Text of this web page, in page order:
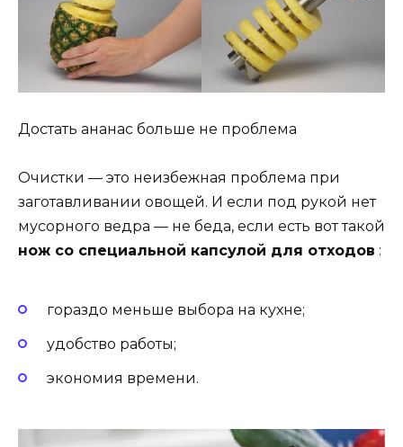
Достать ананас больше не проблема
Очистки — это неизбежная проблема при
заготавливании овощей. И если под рукой нет
мусорного ведра — не беда, если есть вот такой
нож со специальной капсулой для отходов :
гораздо меньше выбора на кухне;
удобство работы;
экономия времени.